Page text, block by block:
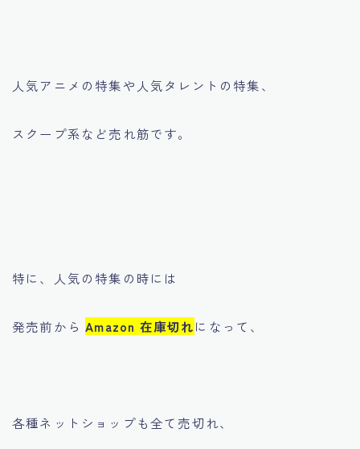
人気アニメの特集や人気タレントの特集、
スクープ系など売れ筋です。
特に、人気の特集の時には
発売前からAmazon 在庫切れになって、
各種ネットショップも全て売切れ、